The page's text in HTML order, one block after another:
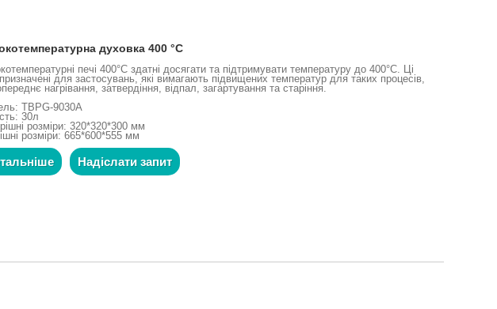
духовка 400 °C
печі 400°C здатні досягати та підтримувати температуру до 400°C. Ці
призначені для застосувань, які вимагають підвищених температур для таких процесів,
нагрівання, затвердіння, відпал, загартування та старіння.
TBPG-9030A
30л
розміри: 320*320*300 мм
розміри: 665*600*555 мм
Надіслати запит